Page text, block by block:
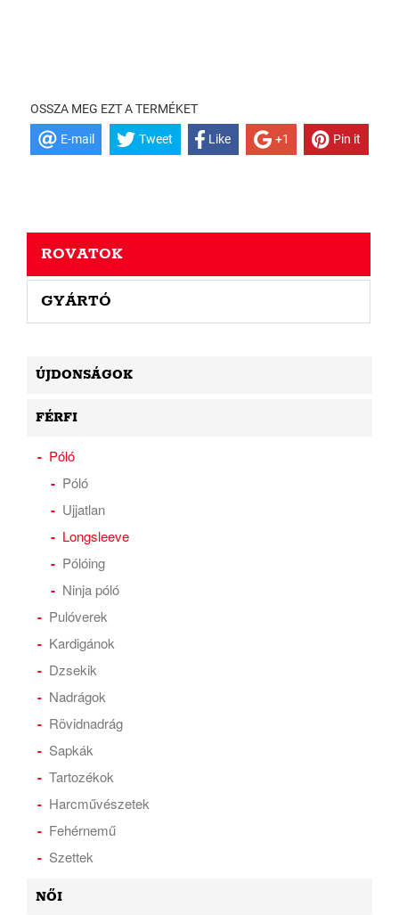
OSSZA MEG EZT A TERMÉKET
E-mail Tweet Like +1 Pin it
ROVATOK
GYÁRTÓ
ÚJDONSÁGOK
FÉRFI
Póló
Póló
Ujjatlan
Longsleeve
Pólóing
Ninja póló
Pulóverek
Kardigánok
Dzsekik
Nadrágok
Rövidnadrág
Sapkák
Tartozékok
Harcművészetek
Fehérnemű
Szettek
NŐI